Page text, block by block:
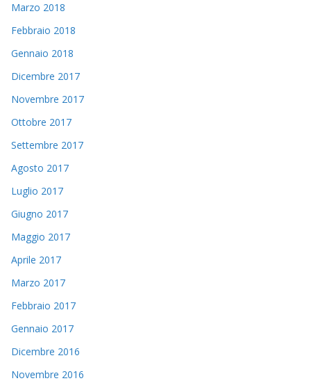
Marzo 2018
Febbraio 2018
Gennaio 2018
Dicembre 2017
Novembre 2017
Ottobre 2017
Settembre 2017
Agosto 2017
Luglio 2017
Giugno 2017
Maggio 2017
Aprile 2017
Marzo 2017
Febbraio 2017
Gennaio 2017
Dicembre 2016
Novembre 2016